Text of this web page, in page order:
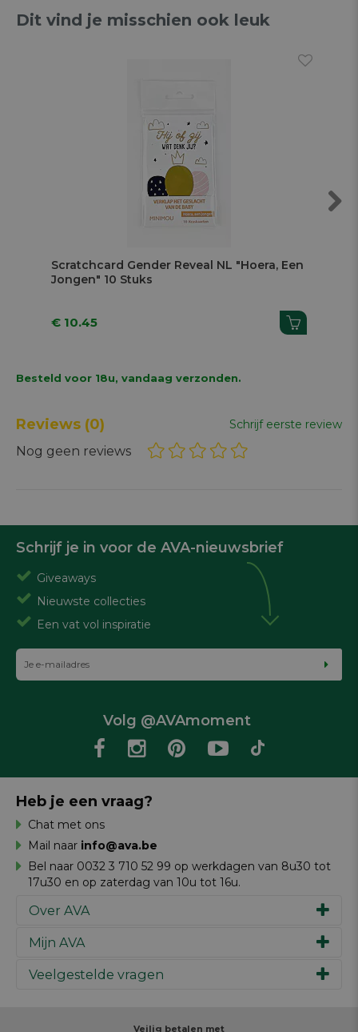
Dit vind je misschien ook leuk
Scratchcard Gender Reveal NL "Hoera, Een
Jongen" 10 Stuks
€ 10.45
Besteld voor 18u, vandaag verzonden.
Reviews (0) Schrijf eerste review
Nog geen reviews
Schrijf je in voor de AVA-nieuwsbrief
Giveaways
Nieuwste collecties
Een vat vol inspiratie
Volg @AVAmoment
Over AVA
Ons verhaal
Werken bij AVA
Mijn AVA
Inspiratie
Veelgestelde vragen
Heb je een vraag?
Chat met ons
Mail naar info@ava.be
Bel naar 0032 3 710 52 99 op werkdagen van 8u30 tot
17u30 en op zaterdag van 10u tot 16u.
Veilig betalen met